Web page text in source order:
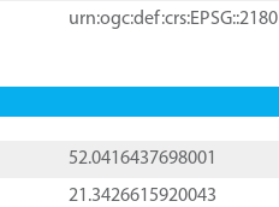
urn:ogc:def:crs:EPSG::2180
52.0416437698001
21.3426615920043